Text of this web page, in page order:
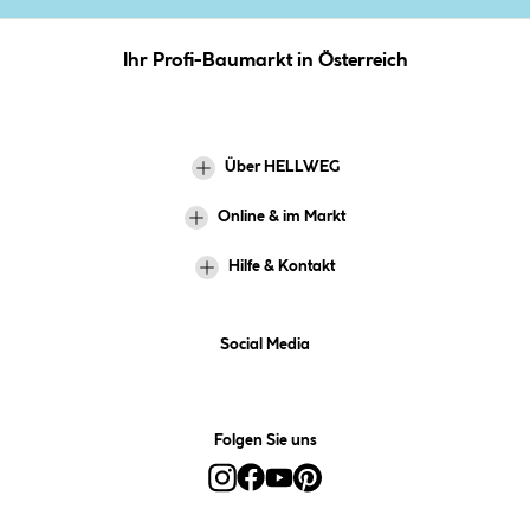
Ihr Profi-Baumarkt in Österreich
Über HELLWEG
Online & im Markt
Hilfe & Kontakt
Social Media
Folgen Sie uns